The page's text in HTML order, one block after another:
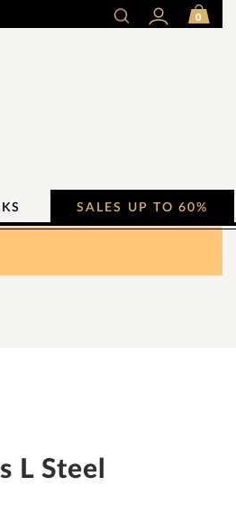
0
SALES UP TO 60%
L Steel